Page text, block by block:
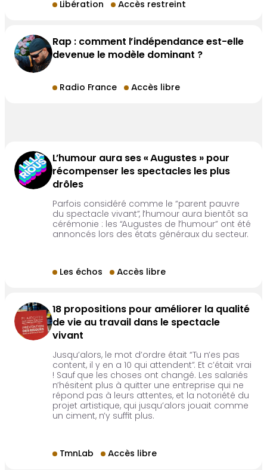
Libération Accès restreint
Rap : comment l’indépendance est-elle
devenue le modèle dominant ?
Radio France Accès libre
L’humour aura ses « Augustes » pour
récompenser les spectacles les plus
drôles
Parfois considéré comme le “parent pauvre
du spectacle vivant”, l’humour aura bientôt sa
cérémonie : les “Augustes de l’humour” ont été
annoncés lors des états généraux du secteur.
Les échos Accès libre
18 propositions pour améliorer la qualité
de vie au travail dans le spectacle
vivant
Jusqu’alors, le mot d’ordre était “Tu n’es pas
content, il y en a 10 qui attendent”. Et c’était vrai
! Sauf que les choses ont changé. Les salariés
n’hésitent plus à quitter une entreprise qui ne
répond pas à leurs attentes, et la notoriété du
projet artistique, qui jusqu’alors jouait comme
un ciment, n’y suffit plus.
TmnLab Accès libre